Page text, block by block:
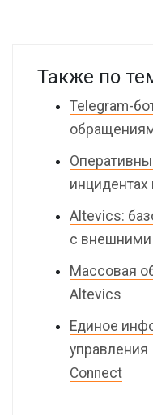
Также по
Telegram-
Altevics:
с
Массовая
Altevics
Единое
управления
Connect